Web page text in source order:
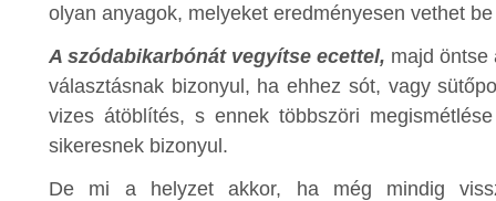
olyan anyagok, melyeket eredményesen vethet
A szódabikarbónát vegyítse ecettel, majd öntse
választásnak bizonyul, ha ehhez sót, vagy
vizes átöblítés, s ennek többszöri
sikeresnek bizonyul.
De mi a helyzet akkor, ha még mindig